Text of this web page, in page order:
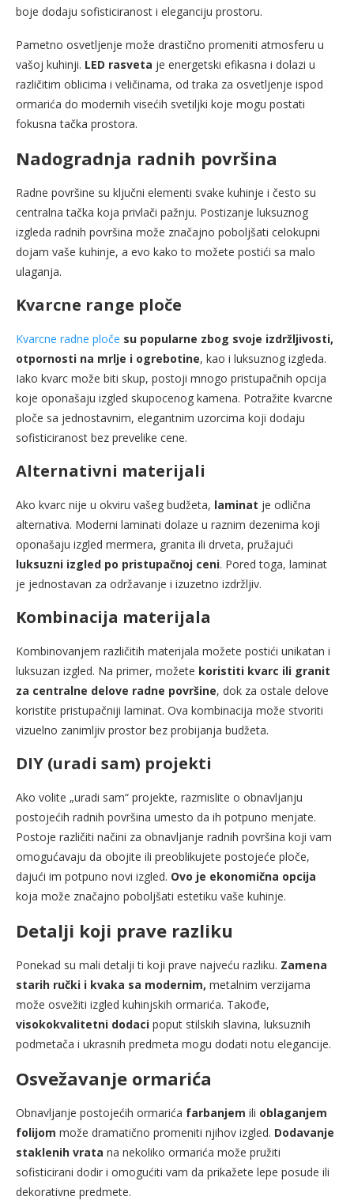
boje dodaju sofisticiranost i eleganciju prostoru.
Pametno osvetljenje može drastično promeniti atmosferu u
vašoj kuhinji. LED rasveta je energetski efikasna i dolazi u
različitim oblicima i veličinama, od traka za osvetljenje ispod
ormarića do modernih visećih svetiljki koje mogu postati
fokusna tačka prostora.
Nadogradnja radnih površina
Radne površine su ključni elementi svake kuhinje i često su
centralna tačka koja privlači pažnju. Postizanje luksuznog
izgleda radnih površina može značajno poboljšati celokupni
dojam vaše kuhinje, a evo kako to možete postići sa malo
ulaganja.
Kvarcne range ploče
Kvarcne radne ploče su popularne zbog svoje izdržljivosti,
otpornosti na mrlje i ogrebotine, kao i luksuznog izgleda.
Iako kvarc može biti skup, postoji mnogo pristupačnih opcija
koje oponašaju izgled skupocenog kamena. Potražite kvarcne
ploče sa jednostavnim, elegantnim uzorcima koji dodaju
sofisticiranost bez prevelike cene.
Alternativni materijali
Ako kvarc nije u okviru vašeg budžeta, laminat je odlična
alternativa. Moderni laminati dolaze u raznim dezenima koji
oponašaju izgled mermera, granita ili drveta, pružajući
luksuzni izgled po pristupačnoj ceni. Pored toga, laminat
je jednostavan za održavanje i izuzetno izdržljiv.
Kombinacija materijala
Kombinovanjem različitih materijala možete postići unikatan i
luksuzan izgled. Na primer, možete koristiti kvarc ili granit
za centralne delove radne površine, dok za ostale delove
koristite pristupačniji laminat. Ova kombinacija može stvoriti
vizuelno zanimljiv prostor bez probijanja budžeta.
DIY (uradi sam) projekti
Ako volite „uradi sam“ projekte, razmislite o obnavljanju
postojećih radnih površina umesto da ih potpuno menjate.
Postoje različiti načini za obnavljanje radnih površina koji vam
omogućavaju da obojite ili preoblikujete postojeće ploče,
dajući im potpuno novi izgled. Ovo je ekonomična opcija
koja može značajno poboljšati estetiku vaše kuhinje.
Detalji koji prave razliku
Ponekad su mali detalji ti koji prave najveću razliku. Zamena
starih ručki i kvaka sa modernim, metalnim verzijama
može osvežiti izgled kuhinjskih ormarića. Takođe,
visokokvalitetni dodaci poput stilskih slavina, luksuznih
podmetača i ukrasnih predmeta mogu dodati notu elegancije.
Osvežavanje ormarića
Obnavljanje postojećih ormarića farbanjem ili oblaganjem
folijom može dramatično promeniti njihov izgled. Dodavanje
staklenih vrata na nekoliko ormarića može pružiti
sofisticirani dodir i omogućiti vam da prikažete lepe posude ili
dekorativne predmete.